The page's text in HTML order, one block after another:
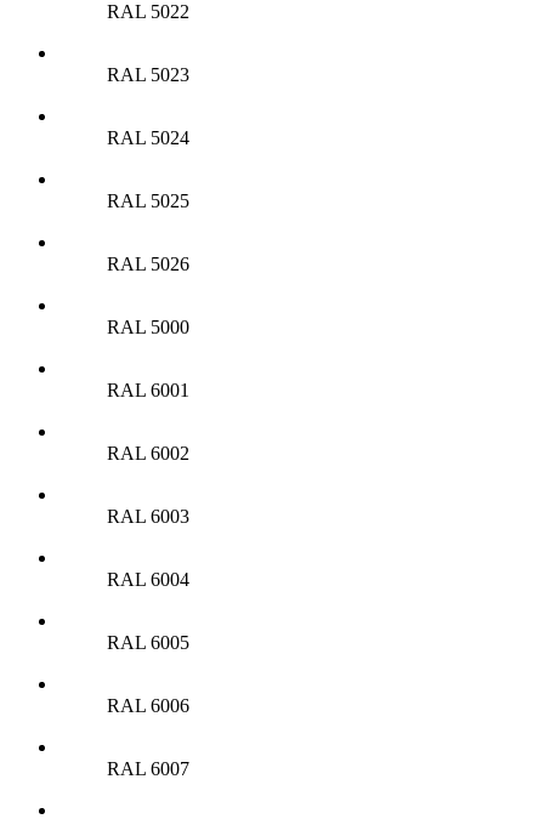
RAL 5022
RAL 5023
RAL 5024
RAL 5025
RAL 5026
RAL 5000
RAL 6001
RAL 6002
RAL 6003
RAL 6004
RAL 6005
RAL 6006
RAL 6007